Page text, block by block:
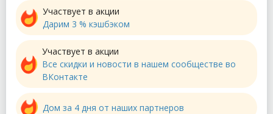
Участвует в акции
Дарим 3 % кэшбэком
Участвует в акции
Все скидки и новости в нашем сообществе во
ВКонтакте
Дом за 4 дня от наших партнеров